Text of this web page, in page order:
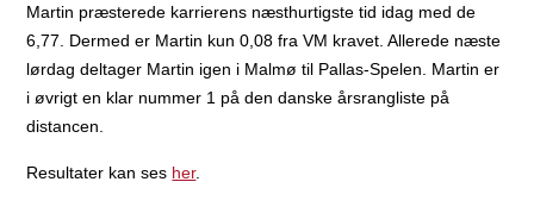
Martin præsterede karrierens næsthurtigste tid idag med de
6,77. Dermed er Martin kun 0,08 fra VM kravet. Allerede næste
lørdag deltager Martin igen i Malmø til Pallas-Spelen. Martin er
i øvrigt en klar nummer 1 på den danske årsrangliste på
distancen.
Resultater kan ses her.